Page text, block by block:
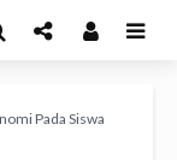
Pada Siswa